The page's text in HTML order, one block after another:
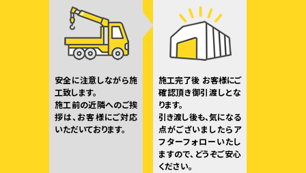
安全に注意しながら施
工致します。
施工前の近隣へのご挨
拶は、お客様にご対応
いただいております。
施工完了後 お客様にご
確認頂き御引渡しとな
ります。
引き渡し後も、気になる
点がございましたらア
フターフォローいたし
ますので、どうぞご安心
ください。